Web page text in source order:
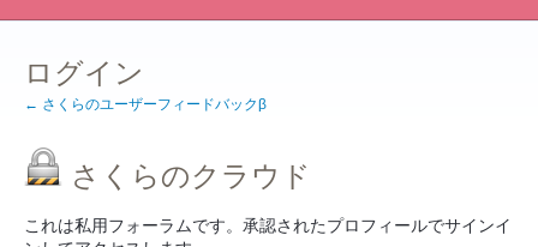
ログイン
← さくらのユーザーフィードバックβ
さくらのクラウド
これは私用フォーラムです。承認されたプロフィールでサインイ